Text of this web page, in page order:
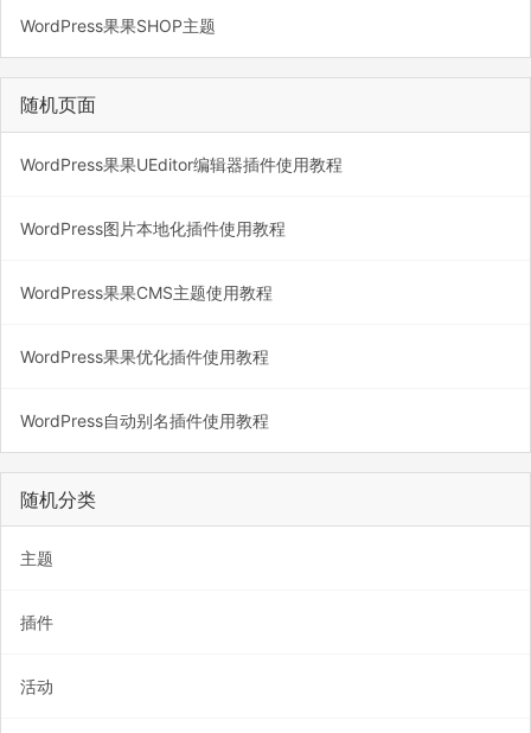
WordPress果果SHOP主题
随机页面
WordPress果果UEditor编辑器插件使用教程
WordPress图片本地化插件使用教程
WordPress果果CMS主题使用教程
WordPress果果优化插件使用教程
WordPress自动别名插件使用教程
随机分类
主题
插件
活动